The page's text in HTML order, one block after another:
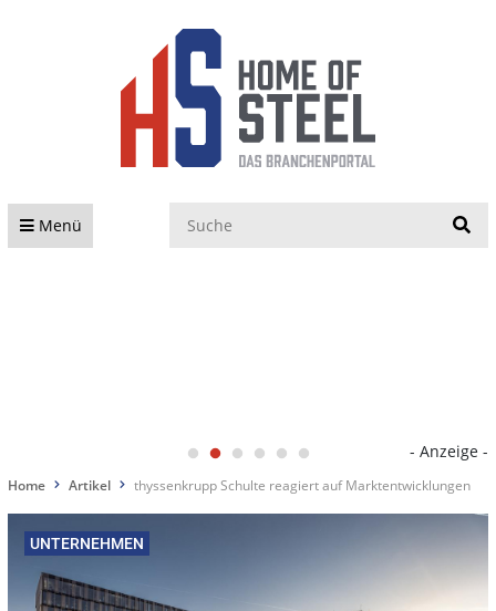
Menü
- Anzeige -
Home Artikel thyssenkrupp Schulte reagiert auf Marktentwicklungen
UNTERNEHMEN